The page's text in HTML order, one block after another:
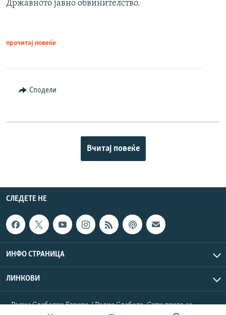
Државното јавно обвинителство.
прочитај повеќе
Сподели
Вчитај повеќе
СЛЕДЕТЕ НЕ
ИНФО СТРАНИЦА
ЛИНКОВИ
Радио Слободна Европа / Радио Слобода. Сите права се